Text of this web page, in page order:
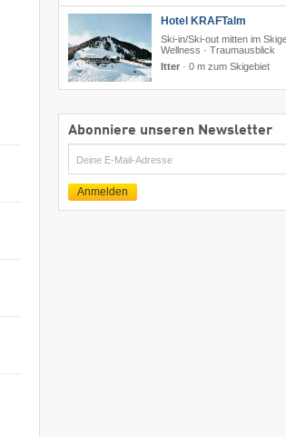
Hotel KRAFTalm
Ski-in/Ski-out mitten im
Wellness · Traumausblick
Itter· 0 m zum Skigebiet
Abonniere unseren Newsletter
E-
Mail
Anmelden